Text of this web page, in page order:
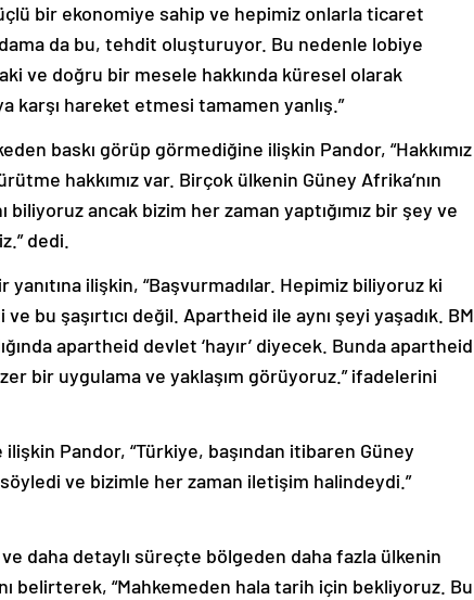
bir ekonomiye sahip ve hepimiz onlarla ticaret
da bu, tehdit oluşturuyor. Bu nedenle lobiye
ve doğru bir mesele hakkında küresel olarak
karşı hareket etmesi tamamen yanlış.”
baskı görüp görmediğine ilişkin Pandor, “Hakkımız
hakkımız var. Birçok ülkenin Güney Afrika’nın
biliyoruz ancak bizim her zaman yaptığımız bir şey ve
dedi.
yanıtına ilişkin, “Başvurmadılar. Hepimiz biliyoruz ki
bu şaşırtıcı değil. Apartheid ile aynı şeyi yaşadık. BM
apartheid devlet ‘hayır’ diyecek. Bunda apartheid
bir uygulama ve yaklaşım görüyoruz.” ifadelerini
Pandor, “Türkiye, başından itibaren Güney
söyledi ve bizimle her zaman iletişim halindeydi.”
daha detaylı süreçte bölgeden daha fazla ülkenin
belirterek, “Mahkemeden hala tarih için bekliyoruz. Bu